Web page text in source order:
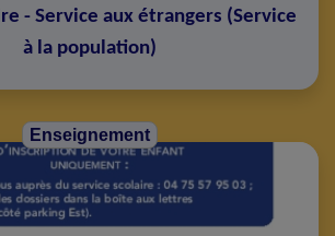
- Service aux étrangers (Service
à la population)
Enseignement